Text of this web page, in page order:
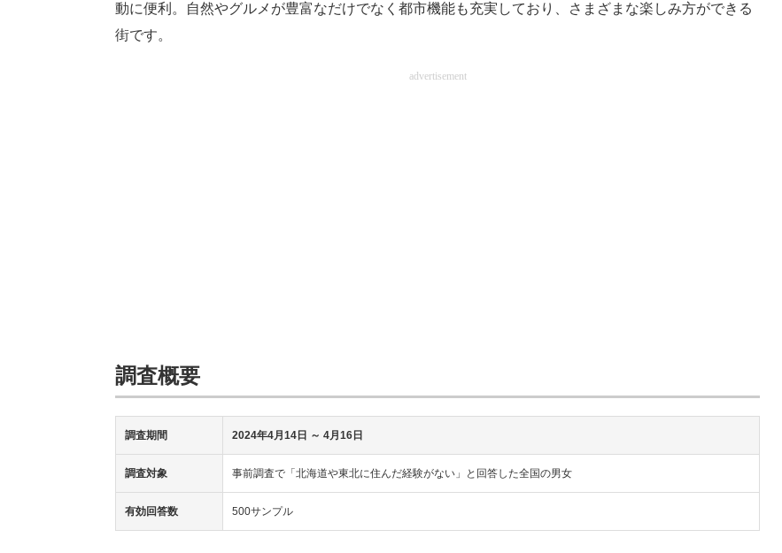
動に便利。自然やグルメが豊富なだけでなく都市機能も充実しており、さまざまな楽しみ方ができる
街です。
advertisement
調査概要
調査期間 2024年4月14日 ～ 4月16日
調査対象 事前調査で「北海道や東北に住んだ経験がない」と回答した全国の男女
有効回答数 500サンプル